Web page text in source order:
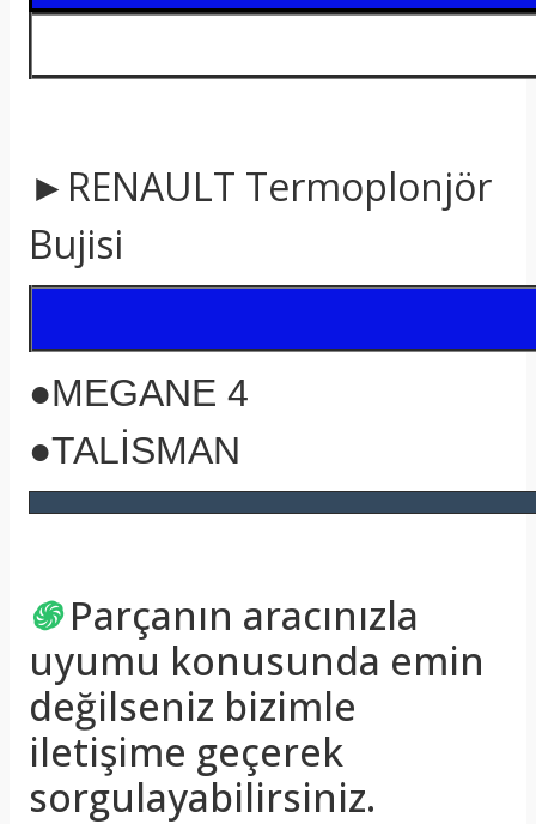
►RENAULT Termoplonjör
Bujisi
●MEGANE 4
●TALİSMAN
֍ Parçanın aracınızla
uyumu konusunda emin
değilseniz bizimle
iletişime geçerek
sorgulayabilirsiniz.